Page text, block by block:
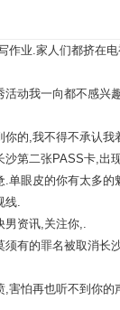
作业.家人们都挤在
活动我一向都不感兴
你的,我不得不承认我
沙第二张PASS卡,出
.单眼皮的你有太多的
线.
男资讯,关注你,.
须有的罪名被取消长
,害怕再也听不到你的